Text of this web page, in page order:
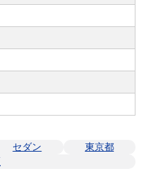
セダン
東京都